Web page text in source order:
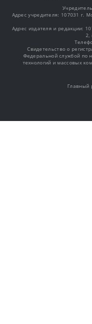
Адрес учредителя: 107031 г.
Адрес издателя и редакции:
2,
Свидетельство о
Федеральной службой по
технологий и массовых
Главный